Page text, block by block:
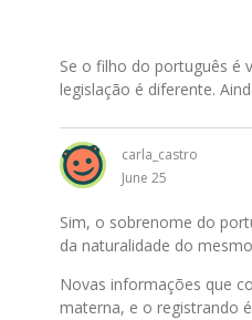
Se o filho do português é
legislação é diferente.
carla_castro
June 25
Sim, o sobrenome do
da naturalidade do
Novas informações que
materna, e o registrando